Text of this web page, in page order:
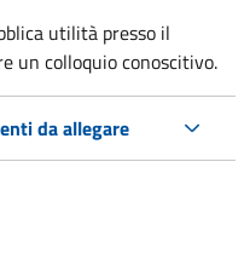
utilità presso il
un colloquio conoscitivo.
da allegare